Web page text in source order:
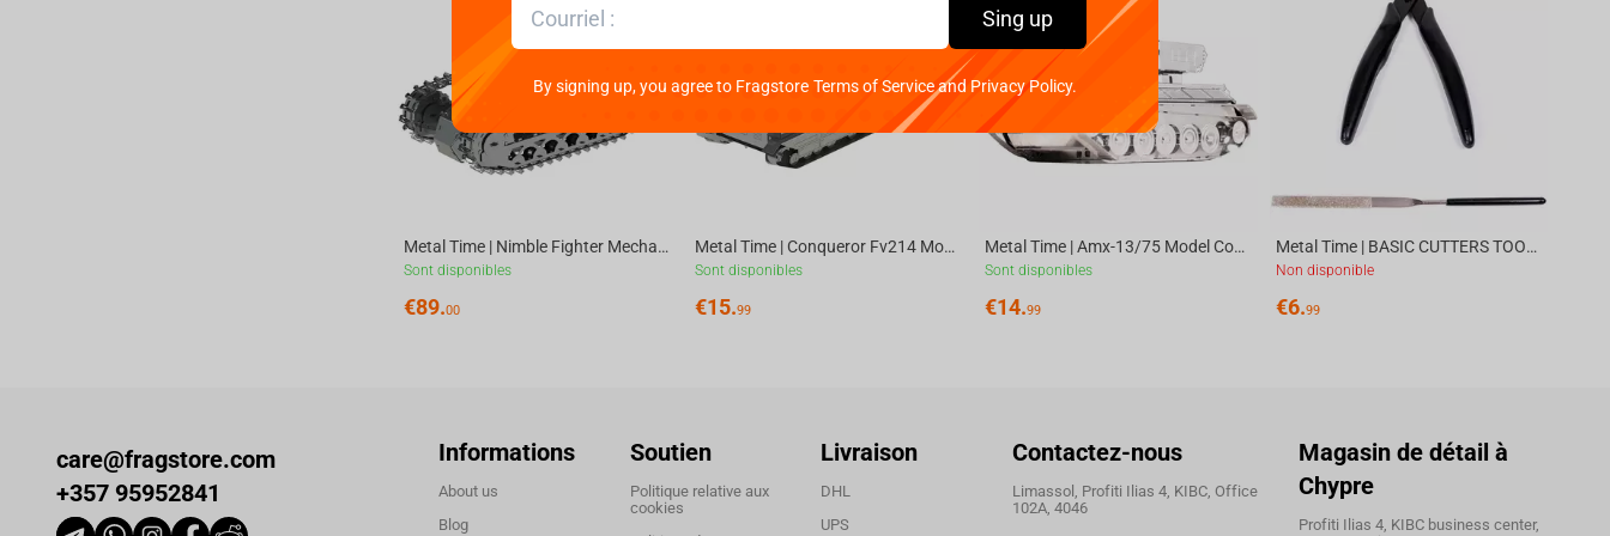
Metal Time | Nimble Fighter Mechanical model DIY kit of tank, 179 parts | World of Tanks
Sont disponibles
€89.00
Metal Time | Conqueror Fv214 Model Constructor Kit, 46 parts | World Of Tanks
Sont disponibles
€15.99
Metal Time | Amx-13/75 Model Constructor Kit, 56 parts | World Of Tanks
Sont disponibles
€14.99
Metal Time | BASIC CUTTERS TOOLKIT (CTRS-2)
Non disponible
€6.99
care@fragstore.com
+357 95952841
Informations
About us
Blog
Soutien
Politique relative aux
cookies
Livraison
DHL
UPS
Contactez-nous
Limassol, Profiti Ilias 4, KIBC, Office
102A, 4046
Magasin de détail à
Chypre
Profiti Ilias 4, KIBC business center,
Sing up
By signing up, you agree to Fragstore Terms of Service and Privacy Policy.